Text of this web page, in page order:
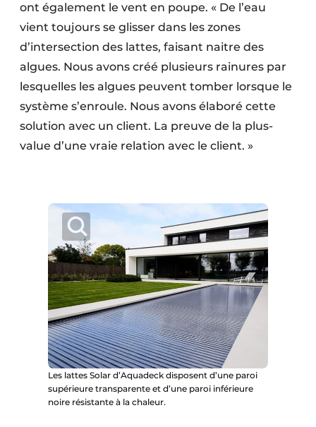
ont également le vent en poupe. « De l’eau
vient toujours se glisser dans les zones
d’intersection des lattes, faisant naitre des
algues. Nous avons créé plusieurs rainures par
lesquelles les algues peuvent tomber lorsque le
système s’enroule. Nous avons élaboré cette
solution avec un client. La preuve de la plus-
value d’une vraie relation avec le client. »
Les lattes Solar d’Aquadeck disposent d’une paroi
supérieure transparente et d’une paroi inférieure
noire résistante à la chaleur.